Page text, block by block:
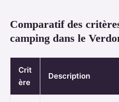
Comparatif des
camping dans le
Crit
ère
Description